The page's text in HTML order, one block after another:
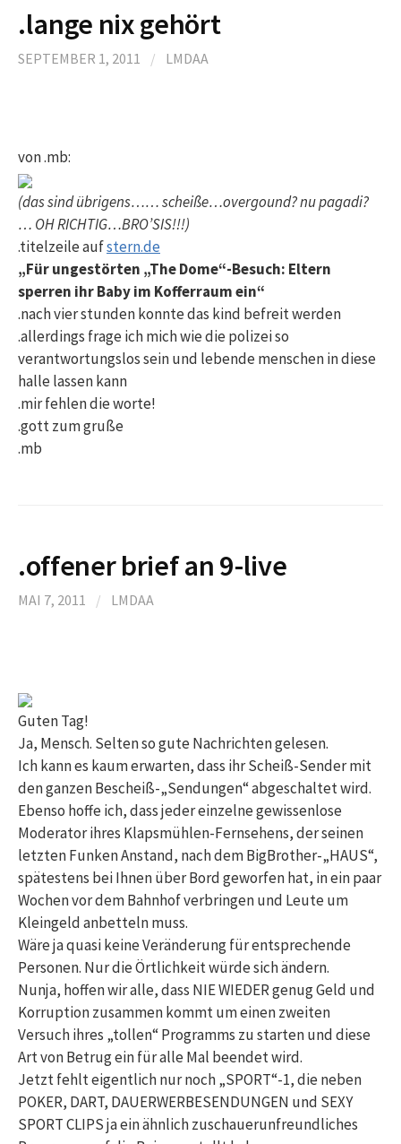
.lange nix gehört
SEPTEMBER 1, 2011 / LMDAA
von .mb:
(das sind übrigens…… scheiße…overgound? nu pagadi?
… OH RICHTIG…BRO’SIS!!!)
.titelzeile aufstern.de
„Für ungestörten „The Dome“-Besuch: Eltern
sperren ihr Baby im Kofferraum ein“
.nach vier stunden konnte das kind befreit werden
.allerdings frage ich mich wie die polizei so
verantwortungslos sein und lebende menschen in diese
halle lassen kann
.mir fehlen die worte!
.gott zum gruße
.mb
.offener brief an 9-live
MAI 7, 2011 / LMDAA
Guten Tag!
Ja, Mensch. Selten so gute Nachrichten gelesen.
Ich kann es kaum erwarten, dass ihr Scheiß-Sender mit
den ganzen Bescheiß-„Sendungen“ abgeschaltet wird.
Ebenso hoffe ich, dass jeder einzelne gewissenlose
Moderator ihres Klapsmühlen-Fernsehens, der seinen
letzten Funken Anstand, nach dem BigBrother-„HAUS“,
spätestens bei Ihnen über Bord geworfen hat, in ein paar
Wochen vor dem Bahnhof verbringen und Leute um
Kleingeld anbetteln muss.
Wäre ja quasi keine Veränderung für entsprechende
Personen. Nur die Örtlichkeit würde sich ändern.
Nunja, hoffen wir alle, dass NIE WIEDER genug Geld und
Korruption zusammen kommt um einen zweiten
Versuch ihres „tollen“ Programms zu starten und diese
Art von Betrug ein für alle Mal beendet wird.
Jetzt fehlt eigentlich nur noch „SPORT“-1, die neben
POKER, DART, DAUERWERBESENDUNGEN und SEXY
SPORT CLIPS ja ein ähnlich zuschauerunfreundliches